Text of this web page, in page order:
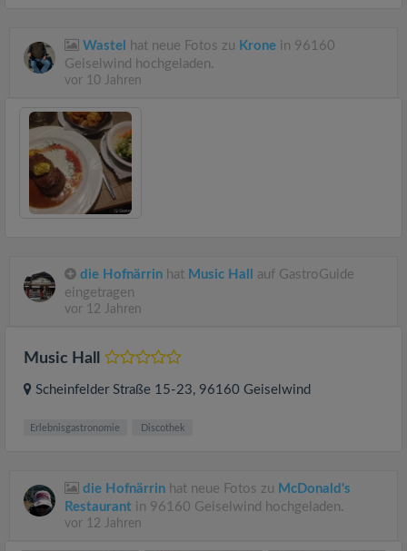
Wastel hat neue Fotos zu Krone in 96160
Geiselwind hochgeladen.
vor 10 Jahren
die Hofnärrin hat Music Hall
auf GastroGuide
eingetragen
vor 12 Jahren
Music Hall
Scheinfelder Straße 15-23, 96160 Geiselwind
Erlebnisgastronomie Discothek
die Hofnärrin hat neue Fotos zu McDonald's
Restaurant in 96160 Geiselwind hochgeladen.
vor 12 Jahren